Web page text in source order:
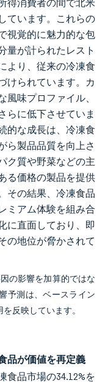
得消費者の間で北米
ています。これらの
視覚的に魅力的な包
量が計られたレスト
より、従来の冷凍食
けられています。カ
味プロファイル、
らに低下させていま
的な成長は、冷凍食
ら製品品質を向上さ
ク質や野菜などの主
る価格の製品を提供
その結果、冷凍食品
ミアム体験を組み合
に直面しており、即
の地位が脅かされて
の影響を加算的ではな
予測は、ベースライン
反映しています。
品が価値を再定義
食品市場の34.12%を